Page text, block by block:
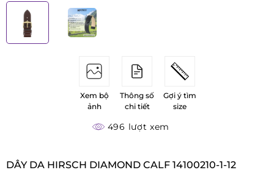
Xem bộ
ảnh
Thông số
chi tiết
Gợi ý tìm
size
496 lượt xem
DÂY DA HIRSCH DIAMOND CALF 14100210-1-12